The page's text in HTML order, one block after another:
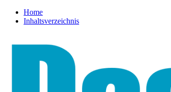
Home
Inhaltsverzeichnis